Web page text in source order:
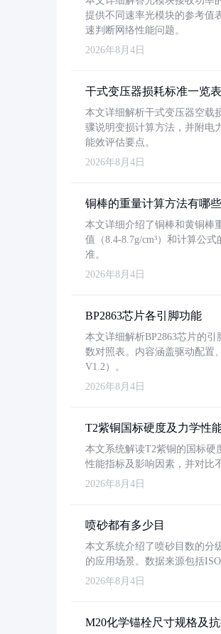
提供不同速率光模块的参考值
速判断网络性能问题。
2026年8月4日
干式变压器损耗标准一览
本文详细解析干式变压器空载
骤说明变损计算方法，并附电
能效评估要点。
2026年8月4日
铜棒的重量计算方法有哪些
本文详细介绍了铜棒和黄铜棒
值（8.4-8.7g/cm³）和计算公
准。
2026年8月4日
BP2863芯片各引脚功能
本文详细解析BP2863芯片的
数对照表。内容涵盖驱动配置
V1.2）。
2026年8月4日
T2紫铜国标硬度及力学性
本文系统解读T2紫铜的国标硬
性能指标及影响因素，并对比
2026年8月4日
喷砂都有多少目
本文系统介绍了喷砂目数的分
的应用场景。数据来源包括
2026年8月4日
M20化学锚栓尺寸规格及